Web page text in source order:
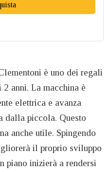
è uno dei regali
anni. La macchina è
elettrica e avanza
dalla piccola. Questo
anche utile. Spingendo
il proprio sviluppo
piano inizierà a rendersi